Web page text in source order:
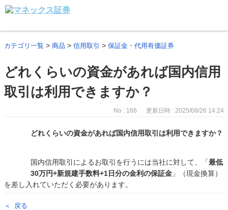
カテゴリ一覧 > 商品 > 信用取引 > 保証金・代用有価証券
どれくらいの資金があれば国内信用
取引は利用できますか？
No : 166 更新日時 : 2025/08/26 14:24
どれくらいの資金があれば国内信用取引は利用できますか？
国内信用取引によるお取引を行うには当社に対して、「最低
30万円+新規建手数料+1日分の金利の保証金 」（現金換算）
を差し入れていただく必要があります。
戻る